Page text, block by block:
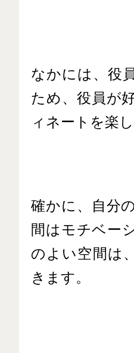
なかには、役
ため、役員が
ィネートを楽
確かに、自分
間はモチベー
のよい空間は
きます。